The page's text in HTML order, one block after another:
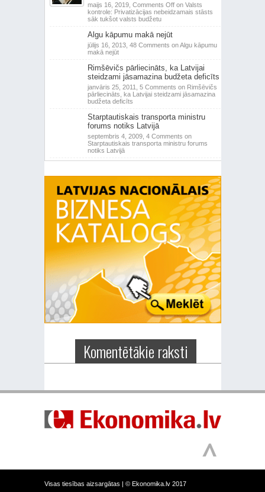
maijs 16, 2019, Comments Offon Valsts
kontrole: Privatizācijas nebeidzamais stāsts
sāk tukšot valsts budžetu
Algu kāpumu makā nejūt
jūlijs 16, 2013, 48 Comments on Algu kāpumu
makā nejūt
Rimšēvičs pārliecināts, ka Latvijai
steidzami jāsamazina budžeta deficīts
janvāris 25, 2011, 5 Comments on Rimšēvičs
pārliecināts, ka Latvijai steidzami jāsamazina
budžeta deficīts
Starptautiskais transporta ministru
forums notiks Latvijā
septembris 4, 2009, 4 Comments on
Starptautiskais transporta ministru forums
notiks Latvijā
Komentētākie raksti
Visas tiesības aizsargātas | © Ekonomika.lv 2017